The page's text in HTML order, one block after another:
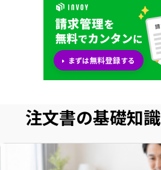
注文書の基礎知